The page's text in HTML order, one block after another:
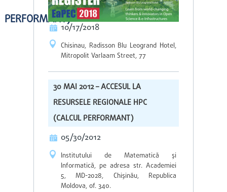
PERFORMANT)
10/17/2018
Chisinau, Radisson Blu Leogrand Hotel,
Mitropolit Varlaam Street, 77
30 MAI 2012 – ACCESUL LA
RESURSELE REGIONALE HPC
(CALCUL PERFORMANT)
05/30/2012
Institutului de Matematică şi
Informatică, pe adresa str. Academiei
5, MD-2028, Chişinău, Republica
Moldova, of. 340.